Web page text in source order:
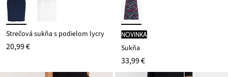
Strečová sukňa s podielom lycry
20,99 €
novinka
Sukňa
33,99 €